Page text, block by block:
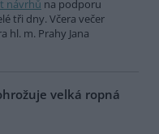
návrhů na podporu
tři dny. Včera večer
hl. m. Prahy Jana
velká ropná